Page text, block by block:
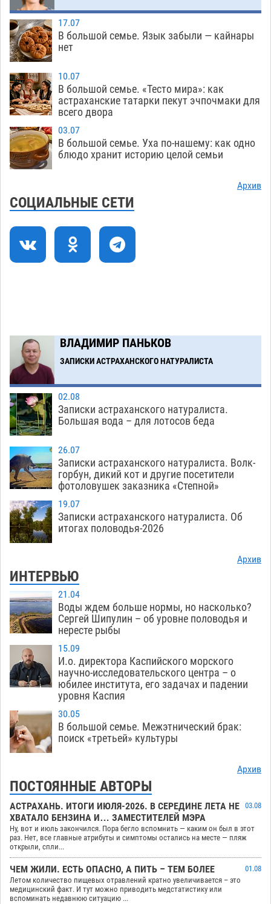
08:47
голове полицейского в сто тысяч рублей
07.08 272
19:36
Завтра астраханская жара вновь приблизится
к 40-градусному пределу
18:57
В Астрахани впервые открыли смену по
теории игр
18:23
В пятницу без электричества окажутся
Астрахань, Ахтубинск и 6 поселений
В астраханском поселке ведутся работы по
двум федеральным проектам
16:59
Модное дефиле собак и кошек пройдет в
Астрахани
17.07
В большой семье. Язык забыли — кайнары
нет
10.07
В большой семье. «Тесто мира»: как
астраханские татарки пекут эчпочмаки для
всего двора
03.07
В большой семье. Уха по-нашему: как одно
блюдо хранит историю целой семьи
Архив
СОЦИАЛЬНЫЕ СЕТИ
ВЛАДИМИР ПАНЬКОВ
ЗАПИСКИ АСТРАХАНСКОГО НАТУРАЛИСТА
02.08
Записки астраханского натуралиста.
Большая вода – для лотосов беда
26.07
Записки астраханского натуралиста. Волк-
горбун, дикий кот и другие посетители
фотоловушек заказника «Степной»
19.07
Записки астраханского натуралиста. Об
итогах половодья-2026
Архив
ИНТЕРВЬЮ
21.04
Воды ждем больше нормы, но насколько?
Сергей Шипулин – об уровне половодья и
нересте рыбы
15.09
И.о. директора Каспийского морского
научно-исследовательского центра – о
юбилее института, его задачах и падении
уровня Каспия
30.05
В большой семье. Межэтнический брак:
поиск «третьей» культуры
Архив
ПОСТОЯННЫЕ АВТОРЫ
АСТРАХАНЬ. ИТОГИ ИЮЛЯ-2026. В СЕРЕДИНЕ ЛЕТА НЕ
ХВАТАЛО БЕНЗИНА И… ЗАМЕСТИТЕЛЕЙ МЭРА
03.08
Ну, вот и июль закончился. Пора бегло вспомнить — каким он был в этот
раз. Нет, все главные атрибуты и симптомы остались на месте — пляж
открыли, спли...
ЧЕМ ЖИЛИ. ЕСТЬ ОПАСНО, А ПИТЬ – ТЕМ БОЛЕЕ
01.08
Летом количество пищевых отравлений кратно увеличивается – это
медицинский факт. И тут можно приводить медстатистику или
вспоминать недавнюю ситуацию ...